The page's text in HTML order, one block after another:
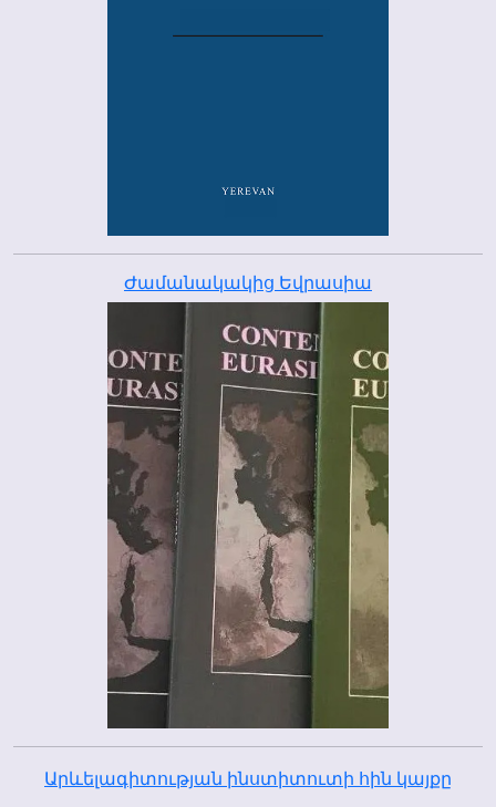
Ժամանակակից Եվրասիա
Արևելագիտության ինստիտուտի հին կայքը